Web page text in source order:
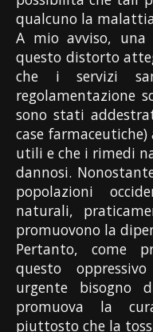
qualcuno la
A mio avviso,
questo distorto
che i servizi
regolamentazione
sono stati
case
utili e che i rimedi
dannosi.
popolazioni
naturali,
promuovono la
Pertanto, come
questo
urgente bisogno
promuova la
piuttosto che la